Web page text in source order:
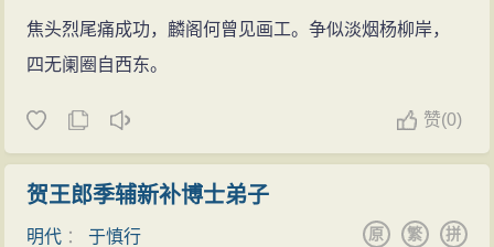
焦头烈尾痛成功，麟阁何曾见画工。争似淡烟杨柳岸，
四无阑圈自西东。
赞(0)
贺王郎季辅新补博士弟子
明代 ：于慎行 拼
繁
原